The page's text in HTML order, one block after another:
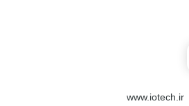
www.iotech.ir